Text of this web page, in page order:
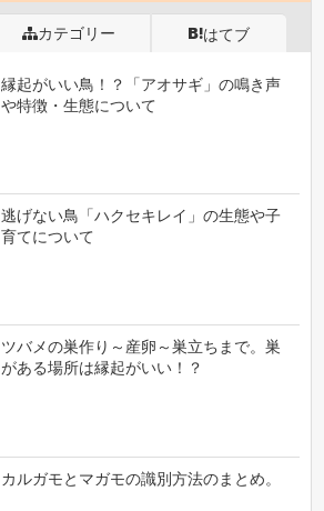
カテゴリー はてブ
縁起がいい鳥！？「アオサギ」の鳴き声
や特徴・生態について
逃げない鳥「ハクセキレイ」の生態や子
育てについて
ツバメの巣作り～産卵～巣立ちまで。巣
がある場所は縁起がいい！？
カルガモとマガモの識別方法のまとめ。